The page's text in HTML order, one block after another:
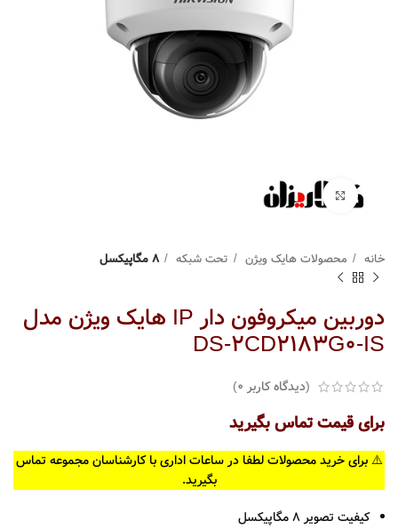
Click to enlarge
خانه محصولات هایک ویژن تحت شبکه 8 مگاپیکسل
دوربین میکروفون دار IP هایک ویژن مدل
DS-2CD2183G0-IS
(دیدگاه کاربر 0
)
برای قیمت تماس بگیرید
⚠️ برای خرید محصولات لطفا در ساعات اداری با کارشناسان مجموعه تماس
بگیرید.
کیفیت تصویر 8 مگاپیکسل